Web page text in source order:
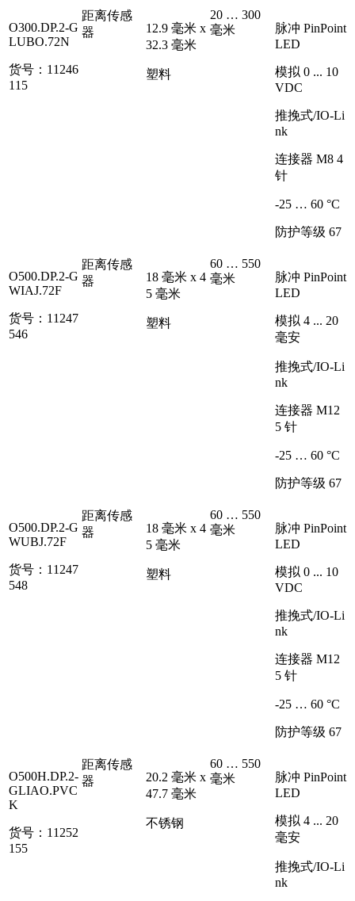
O300.DP.2-G
LUBO.72N
货号：11246
115
距离传感
器
12.9 毫米 x
32.3 毫米
塑料
20 … 300
毫米
脉冲 PinPoint
LED
模拟 0 ... 10
VDC
推挽式/IO-Li
nk
连接器 M8 4
针
-25 … 60 °C
防护等级 67
O500.DP.2-G
WIAJ.72F
货号：11247
546
距离传感
器
18 毫米 x 4
5 毫米
塑料
60 … 550
毫米
脉冲 PinPoint
LED
模拟 4 ... 20
毫安
推挽式/IO-Li
nk
连接器 M12
5 针
-25 … 60 °C
防护等级 67
O500.DP.2-G
WUBJ.72F
货号：11247
548
距离传感
器
18 毫米 x 4
5 毫米
塑料
60 … 550
毫米
脉冲 PinPoint
LED
模拟 0 ... 10
VDC
推挽式/IO-Li
nk
连接器 M12
5 针
-25 … 60 °C
防护等级 67
O500H.DP.2-
GLIAO.PVC
K
货号：11252
155
距离传感
器
20.2 毫米 x
47.7 毫米
不锈钢
60 … 550
毫米
脉冲 PinPoint
LED
模拟 4 ... 20
毫安
推挽式/IO-Li
nk